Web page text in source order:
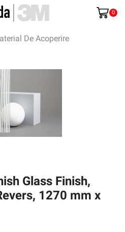
0
De Acoperire
Glass Finish,
1270 mm x